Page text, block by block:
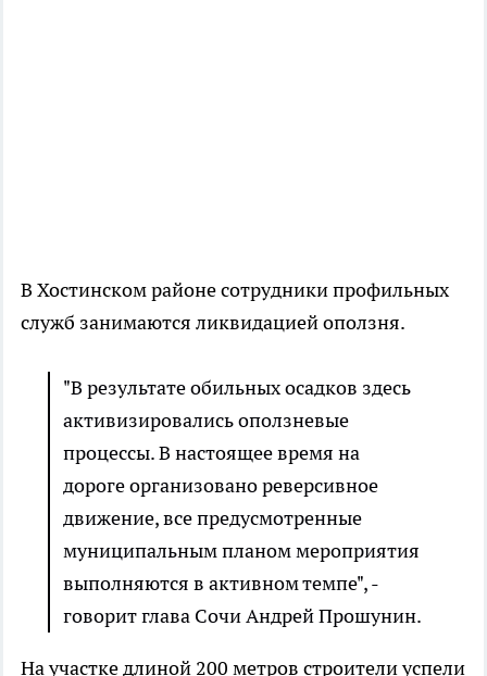
В Хостинском районе сотрудники профильных
служб занимаются ликвидацией оползня.
"В результате обильных осадков здесь
активизировались оползневые
процессы. В настоящее время на
дороге организовано реверсивное
движение, все предусмотренные
муниципальным планом мероприятия
выполняются в активном темпе", -
говорит глава Сочи Андрей Прошунин.
На участке длиной 200 метров строители успели